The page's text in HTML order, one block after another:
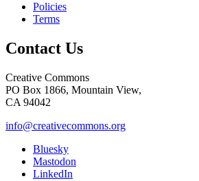
Policies
Terms
Contact Us
Creative Commons
PO Box 1866, Mountain View,
CA 94042
info@creativecommons.org
Bluesky
Mastodon
LinkedIn